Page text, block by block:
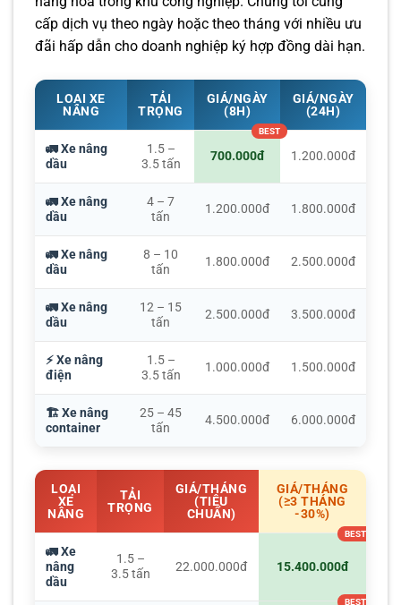
cấp dịch vụ theo ngày hoặc theo tháng với nhiều ưu
đãi hấp dẫn cho doanh nghiệp ký hợp đồng dài hạn.
LOẠI XE
NÂNG
TẢI
TRỌNG
GIÁ/NGÀY
(8H)
GIÁ/NGÀY
(24H)
🚛 Xe nâng
dầu
1.5 –
3.5 tấn
700.000đ 1.200.000đ
🚛 Xe nâng
dầu
4 – 7
tấn
1.200.000đ 1.800.000đ
🚛 Xe nâng
dầu
8 – 10
tấn
1.800.000đ 2.500.000đ
🚛 Xe nâng
dầu
12 – 15
tấn
2.500.000đ 3.500.000đ
⚡ Xe nâng
điện
1.5 –
3.5 tấn
1.000.000đ 1.500.000đ
🏗️ Xe nâng
container
25 – 45
tấn
4.500.000đ 6.000.000đ
LOẠI
XE
NÂNG
TẢI
TRỌNG
GIÁ/THÁNG
(TIÊU
CHUẨN)
GIÁ/THÁNG
(≥3 THÁNG
-30%)
🚛 Xe
nâng
dầu
1.5 –
3.5 tấn
22.000.000đ 15.400.000đ